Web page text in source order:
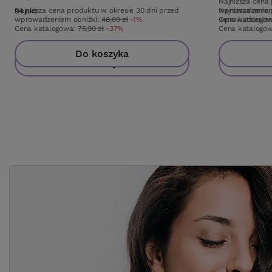
Najniższa cena produktu w okresie 30 dni przed
wprowadzeniem obniżki:48,00 zł -1%
Cena katalogowa: 75,90 zł -37%
Do koszyka
Najniższa
Cena
94pktpunktów
Do koszyka
Cena